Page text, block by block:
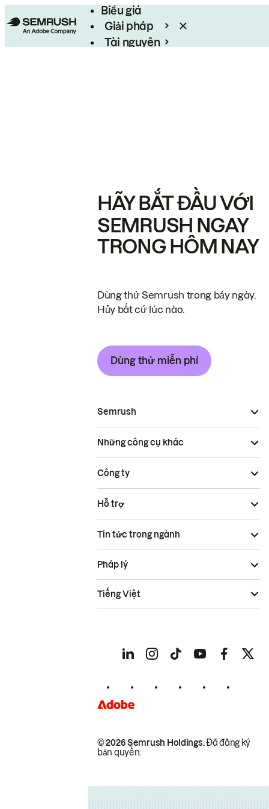
Biểu giá
Giải pháp
Tài nguyên
HÃY BẮT ĐẦU VỚI
SEMRUSH NGAY
TRONG HÔM NAY
Dùng thử Semrush trong bảy ngày.
Hủy bất cứ lúc nào.
Dùng thử miễn phí
Semrush
Những công cụ khác
Công ty
Hỗ trợ
Tin tức trong ngành
© 2026 Semrush Holdings.Đã đăng ký
bản quyền.
Pháp lý
Tiếng Việt